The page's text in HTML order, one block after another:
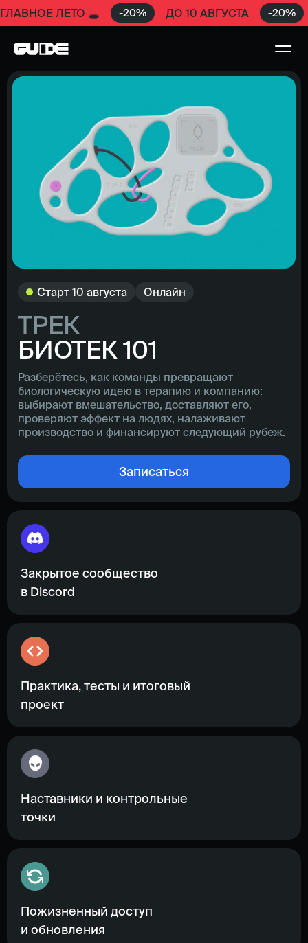
ГЛАВНОЕ ЛЕТО 🕳️ -20% ДО 10 АВГУСТА -20%
Старт 10 августа Онлайн
ТРЕК
БИОТЕК 101
Разберётесь, как команды превращают
биологическую идею в терапию и компанию:
выбирают вмешательство, доставляют его,
проверяют эффект на людях, налаживают
производство и финансируют следующий рубеж.
Записаться
Закрытое сообщество
в Discord
Практика, тесты и итоговый
проект
Наставники и контрольные
точки
Пожизненный доступ
и обновления